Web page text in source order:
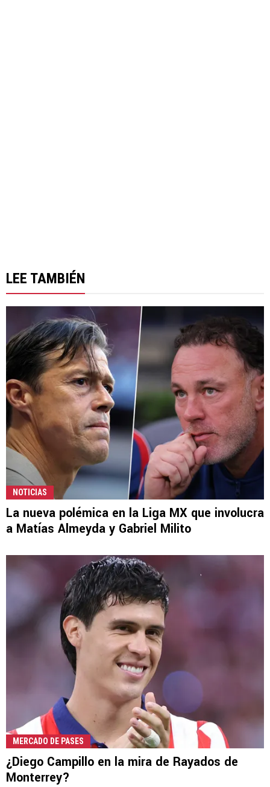
LEE TAMBIÉN
NOTICIAS
La nueva polémica en la Liga MX que involucra
a Matías Almeyda y Gabriel Milito
MERCADO DE PASES
¿Diego Campillo en la mira de Rayados de
Monterrey?